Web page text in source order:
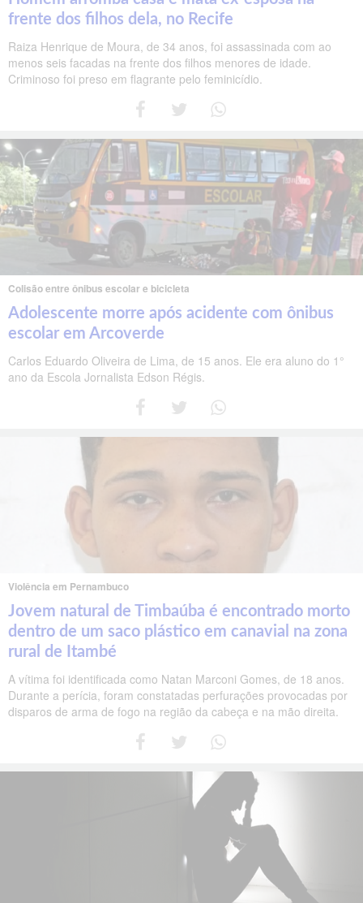
frente dos filhos dela, no Recife
Raiza Henrique de Moura, de 34 anos, foi assassinada com ao
menos seis facadas na frente dos filhos menores de idade.
Criminoso foi preso em flagrante pelo feminicídio.
Colisão entre ônibus escolar e bicicleta
Adolescente morre após acidente com ônibus
escolar em Arcoverde
Carlos Eduardo Oliveira de Lima, de 15 anos. Ele era aluno do 1°
ano da Escola Jornalista Edson Régis.
Violência em Pernambuco
Jovem natural de Timbaúba é encontrado morto
dentro de um saco plástico em canavial na zona
rural de Itambé
A vítima foi identificada como Natan Marconi Gomes, de 18 anos.
Durante a perícia, foram constatadas perfurações provocadas por
disparos de arma de fogo na região da cabeça e na mão direita.